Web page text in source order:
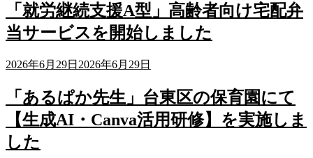
「就労継続支援A型」高齢者向け宅配弁
当サービスを開始しました
2026年6月29日 2026年6月29日
「あるぱか先生」台東区の保育園にて
【生成AI・Canva活用研修】を実施しま
した